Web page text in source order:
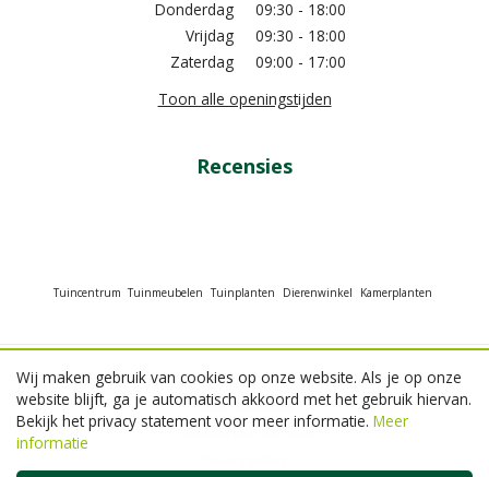
Donderdag
09:30 - 18:00
Vrijdag
09:30 - 18:00
Zaterdag
09:00 - 17:00
Toon alle openingstijden
Recensies
Tuincentrum Tuinmeubelen Tuinplanten Dierenwinkel Kamerplanten
© GroenRijk Beneden Leeuwen
Green Solutions
Wij maken gebruik van cookies op onze website. Als je op onze
website blijft, ga je automatisch akkoord met het gebruik hiervan.
Bekijk het privacy statement voor meer informatie. Meer
informatie